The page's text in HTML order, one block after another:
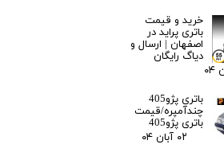
خرید و قیمت
باتری پراید در
اصفهان | ارسال و
دیاگ رایگان
باتری پژو405
چندآمپره/قیمت
باتری پژو405
۰۲ آبان ۰۴